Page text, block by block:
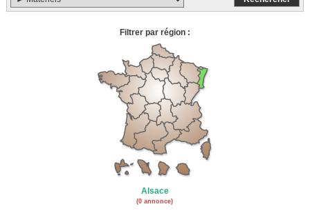
Filtrer par région :
Alsace
(0 annonce)